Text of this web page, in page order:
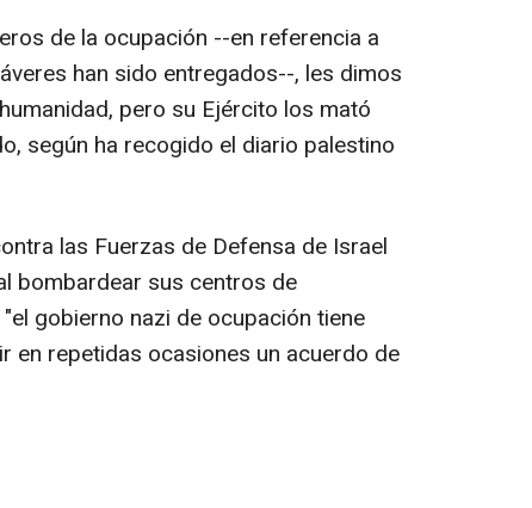
de la ocupación --en referencia a
han sido entregados--, les dimos
pero su Ejército los mató
según ha recogido el diario palestino
las Fuerzas de Defensa de Israel
bombardear sus centros de
gobierno nazi de ocupación tiene
repetidas ocasiones un acuerdo de